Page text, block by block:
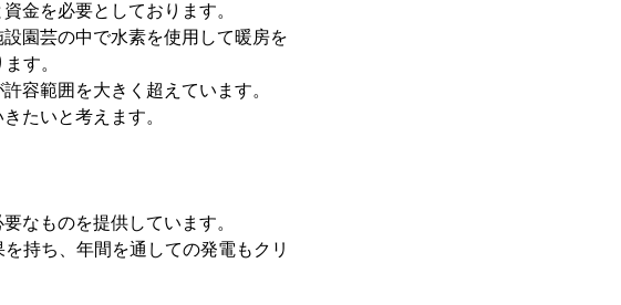
金を必要としております。
園芸の中で水素を使用して暖房を
す。
容範囲を大きく超えています。
たいと考えます。
なものを提供しています。
持ち、年間を通しての発電もクリ